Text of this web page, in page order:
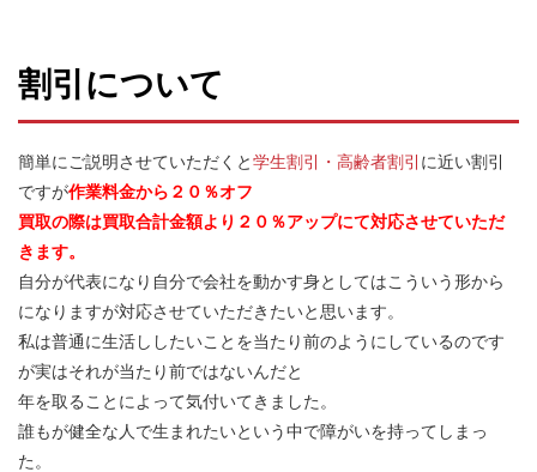
割引について
簡単にご説明させていただくと学生割引・高齢者割引 に近い割引
ですが作業料金から２０％オフ
買取の際は買取合計金額より２０％アップにて対応させていただ
きます。
自分が代表になり自分で会社を動かす身としてはこういう形から
になりますが対応させていただきたいと思います。
私は普通に生活ししたいことを当たり前のようにしているのです
が実はそれが当たり前ではないんだと
年を取ることによって気付いてきました。
誰もが健全な人で生まれたいという中で障がいを持ってしまっ
た。